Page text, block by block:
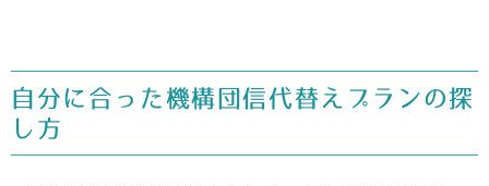
自分に合った機構団信代替えプランの探
し方